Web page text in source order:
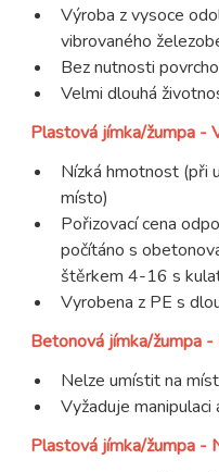
Výroba z vysoce
vibrovaného
Bez nutnosti
Velmi dlouhá
Plastová jímka/žumpa -
Nízká hmotnost (při
místo)
Pořizovací cena
počítáno s
štěrkem 4-16 s
Vyrobena z PE s
Betonová jímka/žumpa
Nelze umístit na
Vyžaduje
Plastová jímka/žumpa -